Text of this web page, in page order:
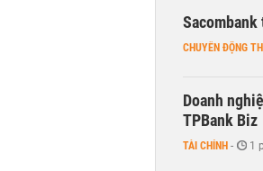
CHUYỂN ĐỘNG
Doanh
TPBank Biz
TÀI CHÍNH - 1